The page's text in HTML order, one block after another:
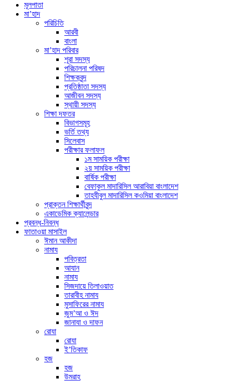
মূলপাতা
মা’হাদ
পরিচিতি
আরবী
বাংলা
মা’হাদ পরিবার
শূরা সদস্য
পরিচালনা পরিষদ
শিক্ষকবৃন্দ
প্রতিষ্ঠাতা সদস্য
আজীবন সদস্য
স্থায়ী সদস্য
শিক্ষা দফতর
বিভাগসমূহ
ভর্তি তথ্য
সিলেবাস
পরীক্ষার ফলাফল
১ম সাময়িক পরীক্ষা
২য় সাময়িক পরীক্ষা
বার্ষিক পরীক্ষা
বেফাকুল মাদারিসিল আরাবিয়া বাংলাদেশ
তাহযীবুল মাদারিসিল কওমিয়া বাংলাদেশ
প্রাক্তন শিক্ষার্থীবৃন্দ
একাডেমিক ক্যালেন্ডার
প্রবন্ধ-নিবন্ধ
ফাতাওয়া মাসাইল
ঈমান আকীদা
নামায
পবিত্রতা
আযান
নামায
সিজদায়ে তিলাওয়াত
তারাবীহ নামায
মুসাফিরের নামায
জুম’আ ও ঈদ
জানাযা ও দাফন
রোযা
রোযা
ই’তিকাফ
হজ
হজ
উমরাহ